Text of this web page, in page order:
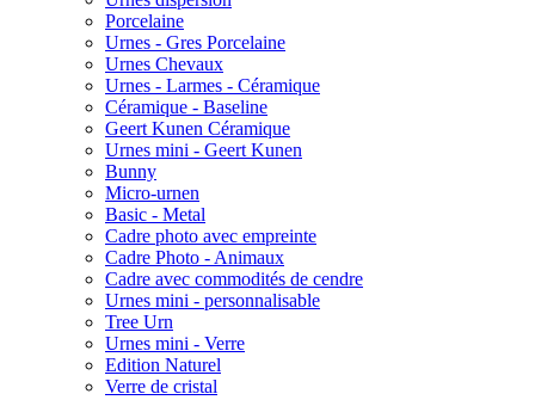
Porcelaine
Urnes - Gres Porcelaine
Urnes Chevaux
Urnes - Larmes - Céramique
Céramique - Baseline
Geert Kunen Céramique
Urnes mini - Geert Kunen
Bunny
Micro-urnen
Basic - Metal
Cadre photo avec empreinte
Cadre Photo - Animaux
Cadre avec commodités de cendre
Urnes mini - personnalisable
Tree Urn
Urnes mini - Verre
Edition Naturel
Verre de cristal